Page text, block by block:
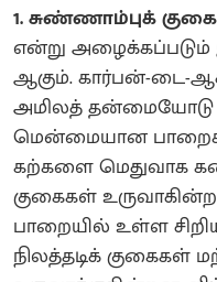
1. சுண்ணாம்புக்
என்று
ஆகும். கார்பன்-டை-
அமிலத் தன்மையோடு
மென்மையான
கற்களை மெதுவாக
குகைகள்
பாறையில் உள்ள
நிலத்தடிக் குகைகள்